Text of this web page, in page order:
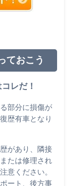
ておこう
レだ！
部分に損傷が
歴有車となり
があり、隣接
たは修理され
意ください。
ート、後方事